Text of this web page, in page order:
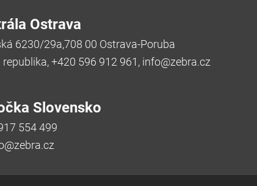
Ostrava
6230/29a,708 00 Ostrava-Poruba
republika, +420 596 912 961, info@zebra.cz
Slovensko
554 499